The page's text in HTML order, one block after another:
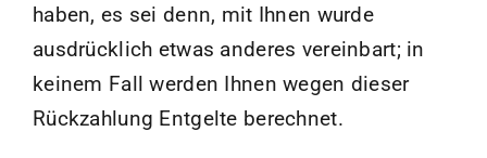
haben, es sei denn, mit Ihnen wurde
ausdrücklich etwas anderes vereinbart; in
keinem Fall werden Ihnen wegen dieser
Rückzahlung Entgelte berechnet.